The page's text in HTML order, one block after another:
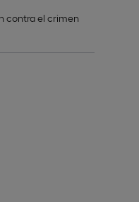
contra el crimen